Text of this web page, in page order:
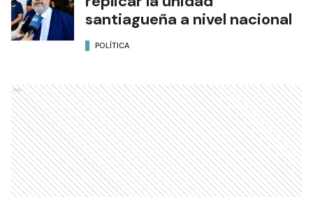
santiagueña a nivel nacional
POLÍTICA
Ads